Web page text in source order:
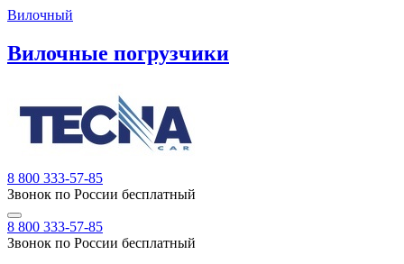
Вилочный
Вилочные погрузчики
8 800 333-57-85
Звонок по России бесплатный
8 800 333-57-85
Звонок по России бесплатный